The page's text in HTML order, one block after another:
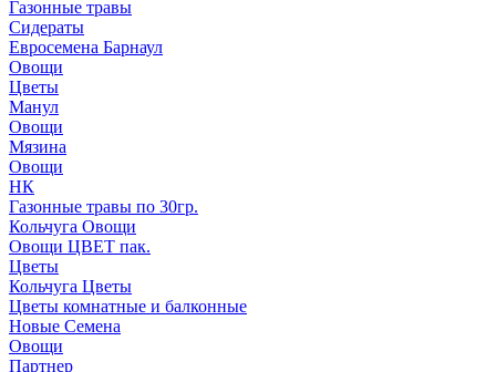
Газонные травы
Сидераты
Евросемена Барнаул
Овощи
Цветы
Манул
Овощи
Мязина
Овощи
НК
Газонные травы по 30гр.
Кольчуга Овощи
Овощи ЦВЕТ пак.
Цветы
Кольчуга Цветы
Цветы комнатные и балконные
Новые Семена
Овощи
Партнер